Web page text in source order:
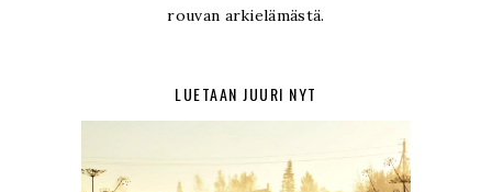
rouvan arkielämästä.
LUETAAN JUURI NYT